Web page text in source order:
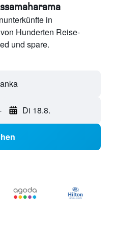
in
Hunderten Reise-
und spare.
Di 18.8.